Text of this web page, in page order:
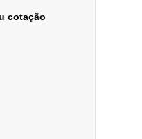
cotação